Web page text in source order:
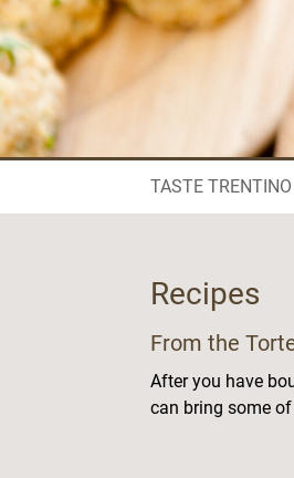
TASTE TRENTINO
Recipes
From the
After you have
can bring some